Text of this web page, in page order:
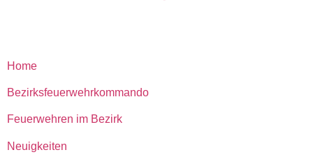
Home
Bezirksfeuerwehrkommando
Feuerwehren im Bezirk
Neuigkeiten